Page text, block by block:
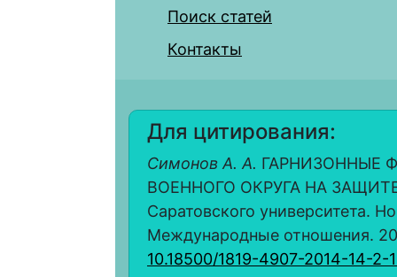
Поиск статей
Контакты
Для цитирования:
Симонов А. А. ГАРНИЗОННЫЕ
ВОЕННОГО ОКРУГА НА
Саратовского университета.
Международные отношения.
10.18500/1819-4907-2014-14-2-